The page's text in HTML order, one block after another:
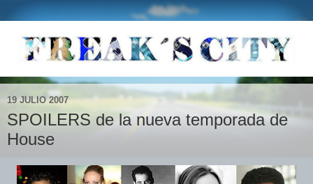
19 JULIO 2007
SPOILERS de la nueva temporada de
House